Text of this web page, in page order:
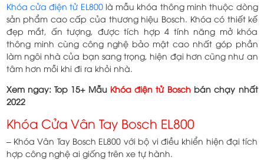
Khóa cửa điện tử EL800là mẫu khóa thông minh thuộc dòng
sản phẩm cao cấp của thương hiệu Bosch. Khóa có thiết kế
đẹp mắt, ấn tượng, được tích hợp 4 tính năng mở khóa
thông minh cùng công nghệ bảo mật cao nhất góp phần
làm ngôi nhà của bạn sang trọng, hiện đại hơn cũng như an
tâm hơn mỗi khi đi ra khỏi nhà.
Xem ngay: Top 15+ Mẫu Khóa điện tử Boschbán chạy nhất
2022
Khóa Cửa Vân Tay Bosch EL800
– Khóa Vân Tay Bosch EL800 với bộ vi điều khiển hiện đại tích
hợp công nghệ ai giống trên xe tự hành.